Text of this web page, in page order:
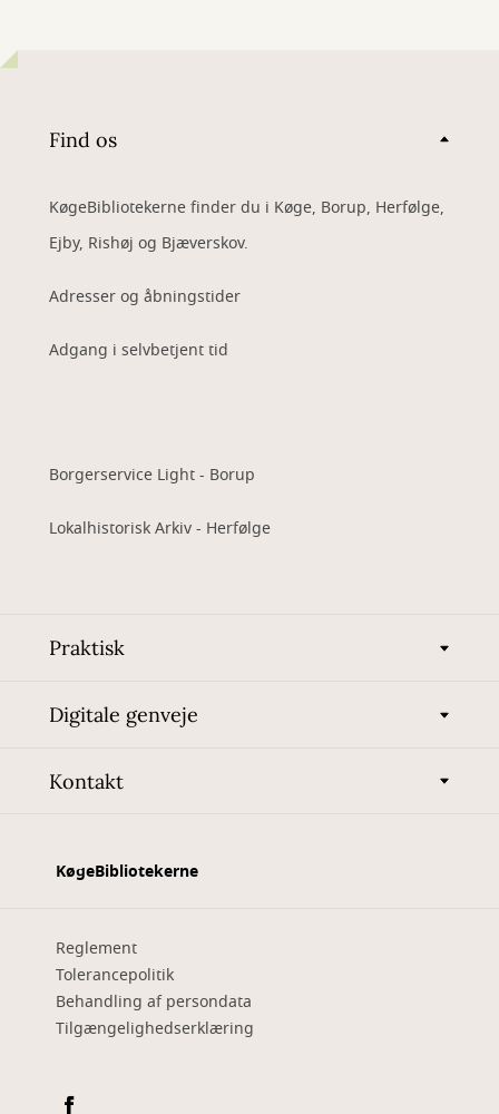
Find os
KøgeBibliotekerne finder du i Køge, Borup, Herfølge,
Ejby, Rishøj og Bjæverskov.
Adresser og åbningstider
Adgang i selvbetjent tid
Borgerservice Light - Borup
Lokalhistorisk Arkiv - Herfølge
Praktisk
Digitale genveje
Kontakt
KøgeBibliotekerne
Reglement
Tolerancepolitik
Behandling af persondata
Tilgængelighedserklæring